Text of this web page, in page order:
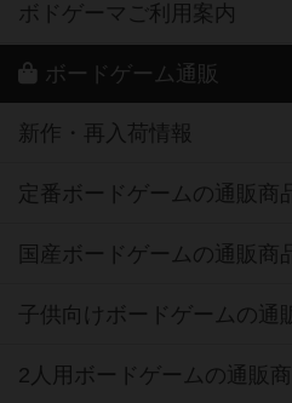
ボドゲーマご利用案内
ボードゲーム通販
新作・再入荷情報
定番ボードゲームの通販商
国産ボードゲームの通販商
子供向けボードゲームの通
2人用ボードゲームの通販